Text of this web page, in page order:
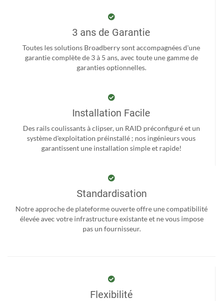
3 ans de Garantie
Toutes les solutions Broadberry sont accompagnées d'une
garantie complète de 3 à 5 ans, avec toute une gamme de
garanties optionnelles.
Installation Facile
Des rails coulissants à clipser, un RAID préconfiguré et un
système d'exploitation préinstallé ; nos ingénieurs vous
garantissent une installation simple et rapide!
Standardisation
Notre approche de plateforme ouverte offre une compatibilité
élevée avec votre infrastructure existante et ne vous impose
pas un fournisseur.
Flexibilité